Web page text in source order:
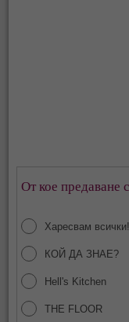
От кое предаване
Харесвам всички!
КОЙ ДА ЗНАЕ?
Hell's Kitchen
THE FLOOR